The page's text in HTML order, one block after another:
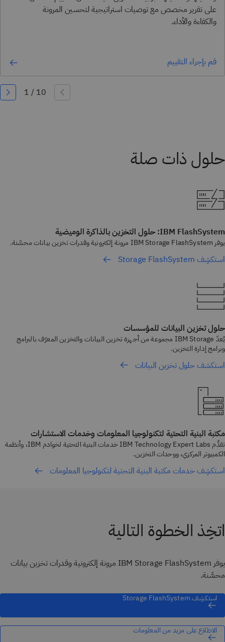
على تقرير مخصص مع توصيات استراتيجية لتحسين المرونة
والكفاءة والأداء.
قم بإجراء التقييم
IBM FlashSystem: حلول التخزين بالذاكرة الوميضية
يوفر IBM Storage FlashSystem مرونة إلكترونية وقدرات تخزين بيانات محسَّنة.
استكشِف Storage FlashSystem
حلول تخزين البيانات للمؤسسات
يُعدّ IBM Storage مجموعة من أجهزة تخزين البيانات والتخزين المعرّف بالبرامج
وبرامج إدارة التخزين.
استكشف حلول تخزين البيانات
مكتبة البنية التحتية لتكنولوجيا المعلومات وخدمات الاستشارات
تقدِّم IBM Technology Expert Labs خدمات البنية التحتية لخوادم IBM، وأنظمة
الكمبيوتر المركزي، ووحدات التخزين.
استكشِف خدمات مكتبة البنية التحتية لتكنولوجيا المعلومات
اتخِذ الخطوة التالية
يوفر IBM Storage FlashSystem مرونة إلكترونية وقدرات تخزين بيانات
محسَّنة.
استكشِف Storage FlashSystem
الاطلاع على مزيد من المعلومات